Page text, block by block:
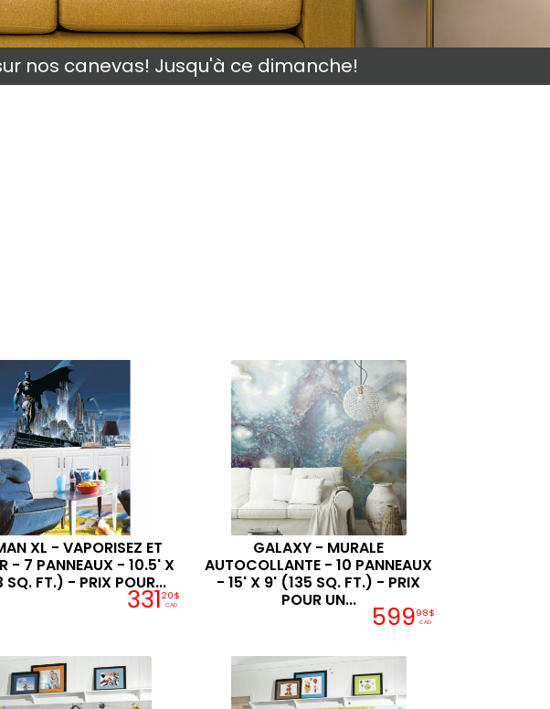
nos canevas! Jusqu'à ce dimanche!
XL - VAPORISEZ ET
- 7 PANNEAUX - 10.5' X
FT.) - PRIX POUR...
33120$
CAD
GALAXY - MURALE
AUTOCOLLANTE - 10 PANNEAUX
- 15' X 9' (135 SQ. FT.) - PRIX
POUR UN...
59998$
CAD